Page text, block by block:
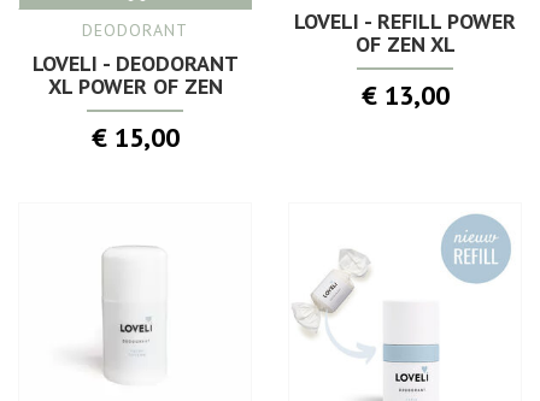
DEODORANT
LOVELI - DEODORANT
XL POWER OF ZEN
€ 15,00
LOVELI - REFILL POWER
OF ZEN XL
€ 13,00